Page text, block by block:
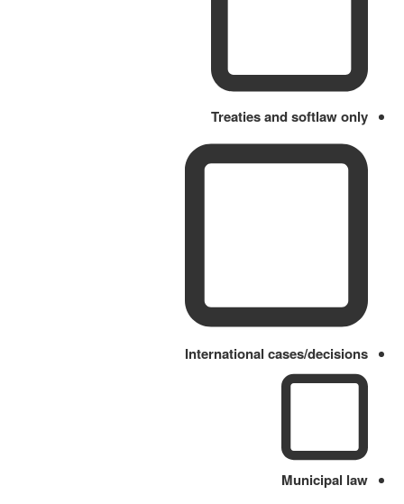
Treaties and softlaw only
International cases/decisions
Municipal law